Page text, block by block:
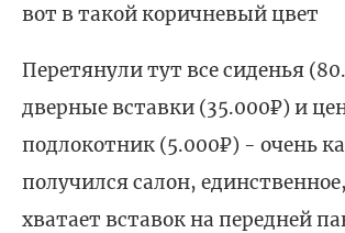
вот в такой коричневый цвет
Перетянули тут все сиденья
дверные вставки (35.000₽) и
подлокотник (5.000₽) - очень
получился салон,
хватает вставок на передней